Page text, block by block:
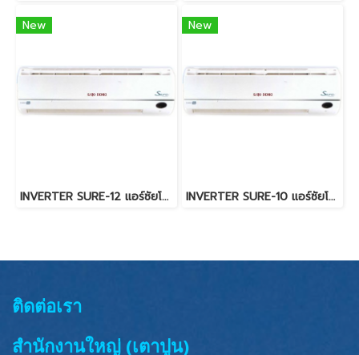
New
INVERTER SURE-12 แอร์ซัยโจ เด็นกิ SAIJO DENKI อินเวอร์เตอร์ R32 12,850 BTU. พร้อมบริการติดตั้ง
New
INVERTER SURE-10 แอร์ซัยโจ เด็นกิ SAIJO DENKI อินเวอร์เตอร์ R32 9,588 BTU. พร้อมบริการติดตั้ง
ติดต่อเรา
สำนักงานใหญ่ (เตาปูน)